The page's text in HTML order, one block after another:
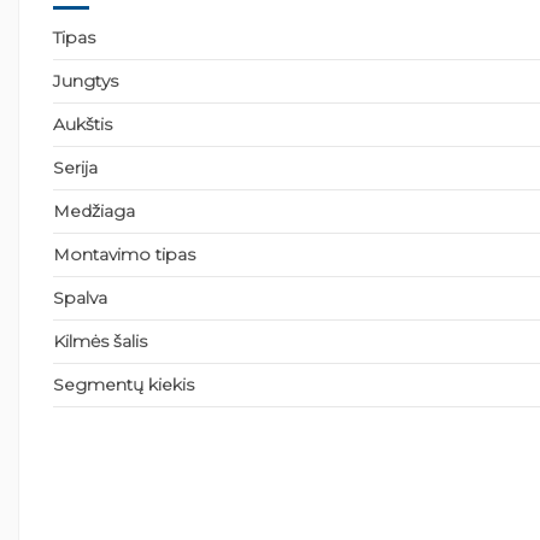
Tipas
Jungtys
Aukštis
Serija
Medžiaga
Montavimo tipas
Spalva
Kilmės šalis
Segmentų kiekis